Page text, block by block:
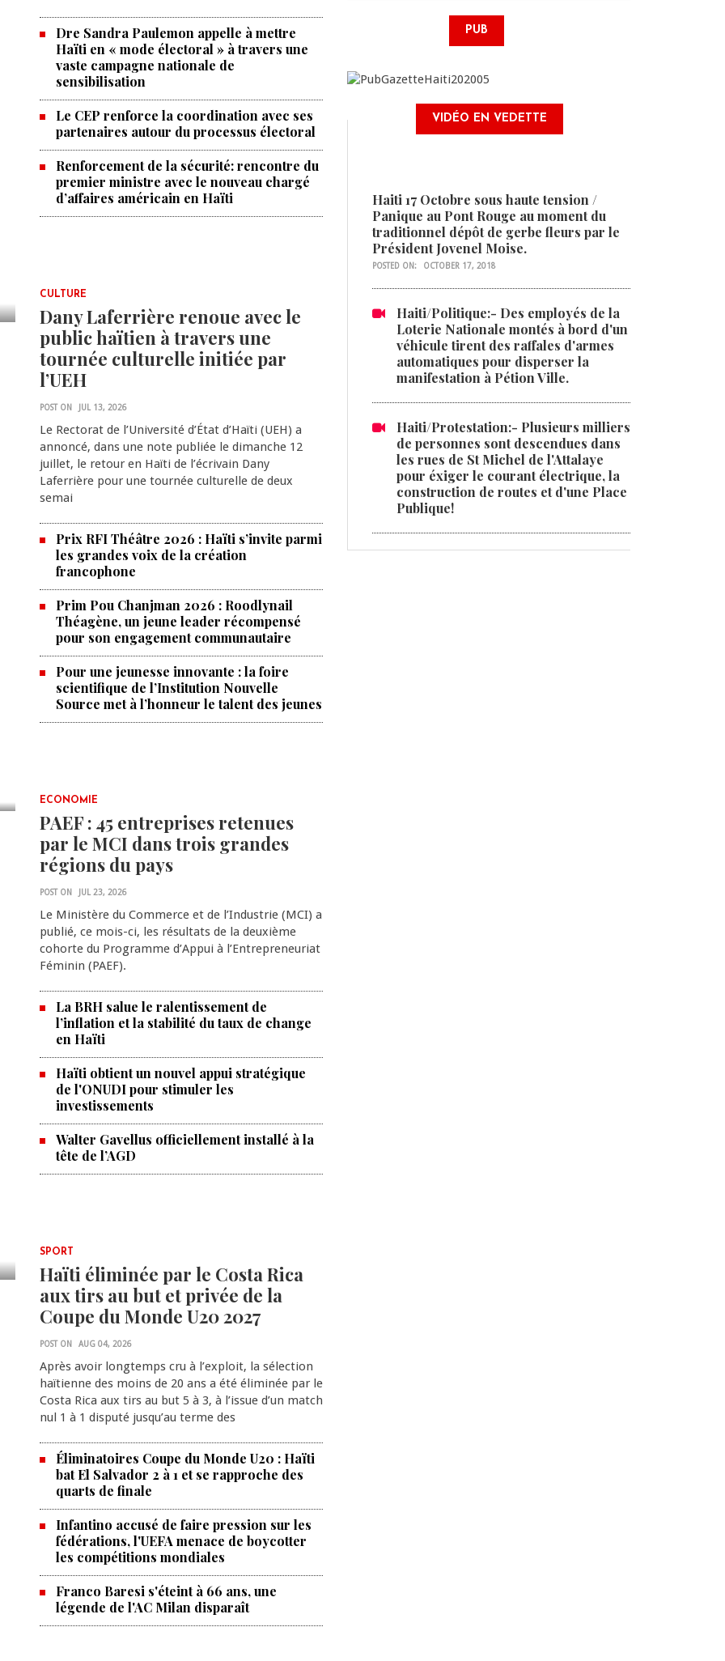
Dre Sandra Paulemon appelle à mettre
Haïti en « mode électoral » à travers une
vaste campagne nationale de
sensibilisation
Le CEP renforce la coordination avec ses
partenaires autour du processus électoral
Renforcement de la sécurité: rencontre du
premier ministre avec le nouveau chargé
d’affaires américain en Haïti
CULTURE
Dany Laferrière renoue avec le
public haïtien à travers une
tournée culturelle initiée par
l’UEH
POST ON JUL 13, 2026
Le Rectorat de l’Université d’État d’Haïti (UEH) a
annoncé, dans une note publiée le dimanche 12
juillet, le retour en Haïti de l’écrivain Dany
Laferrière pour une tournée culturelle de deux
semai
Prix RFI Théâtre 2026 : Haïti s’invite parmi
les grandes voix de la création
francophone
Prim Pou Chanjman 2026 : Roodlynail
Théagène, un jeune leader récompensé
pour son engagement communautaire
Pour une jeunesse innovante : la foire
scientifique de l’Institution Nouvelle
Source met à l’honneur le talent des jeunes
ECONOMIE
PAEF : 45 entreprises retenues
par le MCI dans trois grandes
régions du pays
POST ON JUL 23, 2026
Le Ministère du Commerce et de l’Industrie (MCI) a
publié, ce mois-ci, les résultats de la deuxième
cohorte du Programme d’Appui à l’Entrepreneuriat
Féminin (PAEF).
La BRH salue le ralentissement de
l’inflation et la stabilité du taux de change
en Haïti
Haïti obtient un nouvel appui stratégique
de l'ONUDI pour stimuler les
investissements
Walter Gavellus officiellement installé à la
tête de l’AGD
SPORT
Haïti éliminée par le Costa Rica
aux tirs au but et privée de la
Coupe du Monde U20 2027
POST ON AUG 04, 2026
Après avoir longtemps cru à l’exploit, la sélection
haïtienne des moins de 20 ans a été éliminée par le
Costa Rica aux tirs au but 5 à 3, à l’issue d’un match
nul 1 à 1 disputé jusqu’au terme des
Éliminatoires Coupe du Monde U20 : Haïti
bat El Salvador 2 à 1 et se rapproche des
quarts de finale
Infantino accusé de faire pression sur les
fédérations, l'UEFA menace de boycotter
les compétitions mondiales
Franco Baresi s'éteint à 66 ans, une
légende de l'AC Milan disparaît
PUB
VIDÉO EN VEDETTE
Haiti 17 Octobre sous haute tension /
Panique au Pont Rouge au moment du
traditionnel dépôt de gerbe fleurs par le
Président Jovenel Moise.
POSTED ON: OCTOBER 17, 2018
Haiti/Politique:- Des employés de la
Loterie Nationale montés à bord d'un
véhicule tirent des raffales d'armes
automatiques pour disperser la
manifestation à Pétion Ville.
Haiti/Protestation:- Plusieurs milliers
de personnes sont descendues dans
les rues de St Michel de l'Attalaye
pour éxiger le courant électrique, la
construction de routes et d'une Place
Publique!